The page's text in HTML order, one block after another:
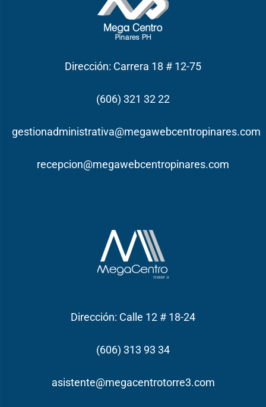
Dirección: Carrera 18 # 12-75
(606) 321 32 22
gestionadministrativa@megawebcentropinares.com
recepcion@megawebcentropinares.com
Dirección: Calle 12 # 18-24
(606) 313 93 34
asistente@megacentrotorre3.com